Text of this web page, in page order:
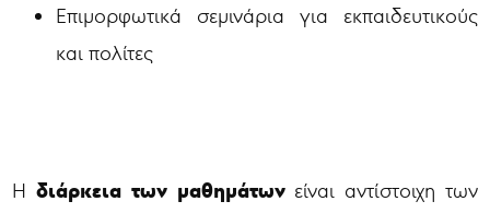
Επιμορφωτικά σεμινάρια για εκπαιδευτικούς
και πολίτες
Η διάρκεια των μαθημάτωνείναι αντίστοιχη των